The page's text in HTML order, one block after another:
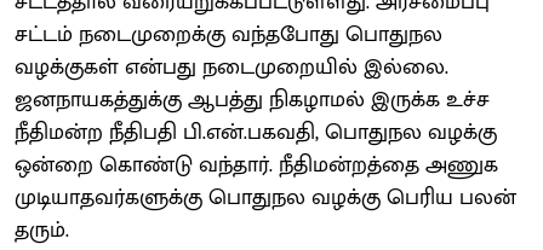
சட்டம் நடைமுறைக்கு வந்தபோது பொதுநல
வழக்குகள் என்பது நடைமுறையில் இல்லை.
ஜனநாயகத்துக்கு ஆபத்து நிகழாமல் இருக்க உச்ச
நீதிமன்ற நீதிபதி பி.என்.பகவதி, பொதுநல வழக்கு
ஒன்றை கொண்டு வந்தார். நீதிமன்றத்தை அணுக
முடியாதவர்களுக்கு பொதுநல வழக்கு பெரிய பலன்
தரும்.